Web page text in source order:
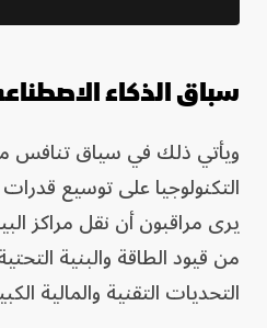
سباق الذكاء
ويأتي ذلك في سياق تنافس
التكنولوجيا على توسيع
يرى مراقبون أن نقل مراكز
من قيود الطاقة والبنية
التحديات التقنية والمالية